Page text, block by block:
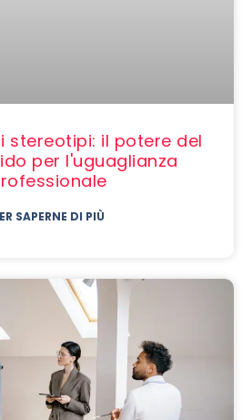
stereotipi: il potere del
per l'uguaglianza
SAPERNE DI PIÙ